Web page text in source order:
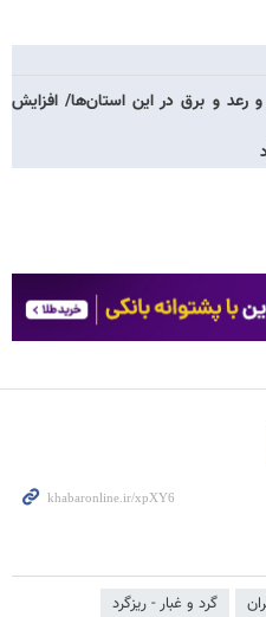
رعد و برق در این استان‌ها/ افزایش
گرد و غبار - ریزگرد